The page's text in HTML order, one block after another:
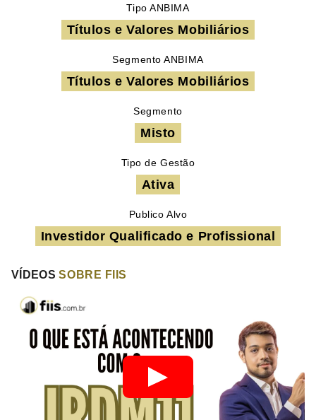
Tipo ANBIMA
Títulos e Valores Mobiliários
Segmento ANBIMA
Títulos e Valores Mobiliários
Segmento
Misto
Tipo de Gestão
Ativa
Publico Alvo
Investidor Qualificado e Profissional
VÍDEOSSOBRE FIIS